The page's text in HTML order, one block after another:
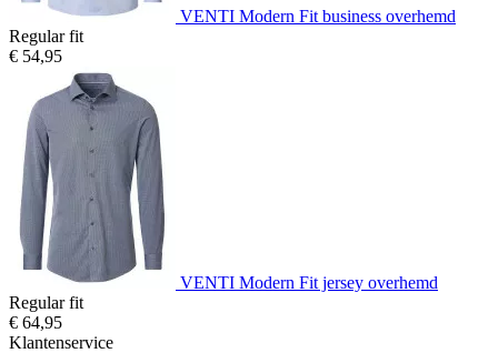
VENTI Modern Fit business overhemd
Regular fit
€ 54,95
VENTI Modern Fit jersey overhemd
Regular fit
€ 64,95
Klantenservice